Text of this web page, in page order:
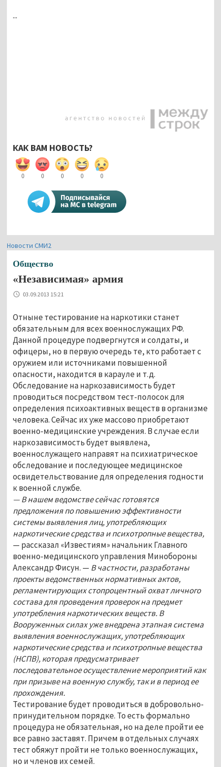
...
КАК ВАМ НОВОСТЬ?
0 0 0 0 0
Новости СМИ2
Общество
«Независимая» армия
03.09.2013 15:21
Отныне тестирование на наркотики станет
обязательным для всех военнослужащих РФ.
Данной процедуре подвергнутся и солдаты, и
офицеры, но в первую очередь те, кто работает с
оружием или источниками повышенной
опасности, находится в карауле и т.д.
Обследование на наркозависимость будет
проводиться посредством тест-полосок для
определения психоактивных веществ в организме
человека. Сейчас их уже массово приобретают
военно-медицинские учреждения. В случае если
наркозависимость будет выявлена,
военнослужащего направят на психиатрическое
обследование и последующее медицинское
освидетельствование для определения годности
к военной службе.
— В нашем ведомстве сейчас готовятся
предложения по повышению эффективности
системы выявления лиц, употребляющих
наркотические средства и психотропные вещества,
— рассказал «Известиям» начальник Главного
военно-медицинского управления Минобороны
Александр Фисун. — В частности, разработаны
проекты ведомственных нормативных актов,
регламентирующих стопроцентный охват личного
состава для проведения проверок на предмет
употребления наркотических веществ. В
Вооруженных силах уже внедрена этапная система
выявления военнослужащих, употребляющих
наркотические средства и психотропные вещества
(НСПВ), которая предусматривает
последовательное осуществление мероприятий как
при призыве на военную службу, так и в период ее
прохождения.
Тестирование будет проводиться в добровольно-
принудительном порядке. То есть формально
процедура не обязательная, но на деле пройти ее
все равно заставят. Причем в отдельных случаях
тест обяжут пройти не только военнослужащих,
но и членов их семей.